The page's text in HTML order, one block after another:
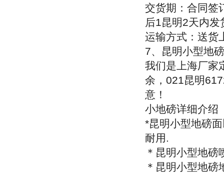
交货期：合同签
后1昆明2天内发
运输方式：送货
7、昆明小型地
我们是上海厂家
余 ， 021昆明
意！
小地磅详细介绍
*昆明小型地磅
耐用 .
＊昆明小型地
＊昆明小型地磅